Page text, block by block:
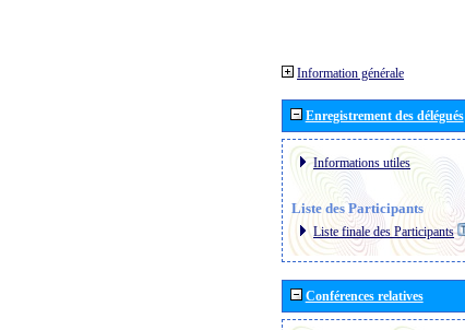
Information générale
Enregistrement des délégués
Informations utiles
Liste des Participants
Liste finale des Participants
Conférences relatives